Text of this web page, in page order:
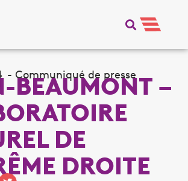
- Communiqué de presse
BEAUMONT –
DE
DROITE